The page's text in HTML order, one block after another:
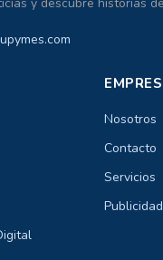
Nosotros
Contacto
Servicios
Publicidad